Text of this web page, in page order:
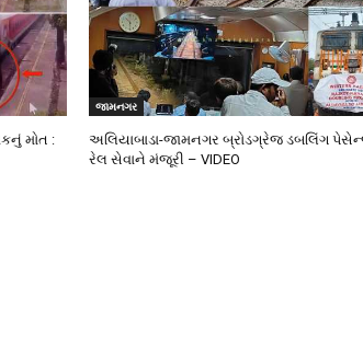
મોત :
જામનગર
અલિયાબાડા-જામનગર બ્રોડગ્રેજ ડબલિંગ
રેલ સેવાને મંજૂરી – VIDEO